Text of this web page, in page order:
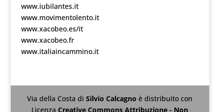
www.iubilantes.it
www.movimentolento.it
www.xacobeo.es/it
www.xacobeo.fr
www.italiaincammino.it
Via della Costa diSilvio Calcagnoè distribuito con
LicenzaCreative Commons Attribuzione - Non